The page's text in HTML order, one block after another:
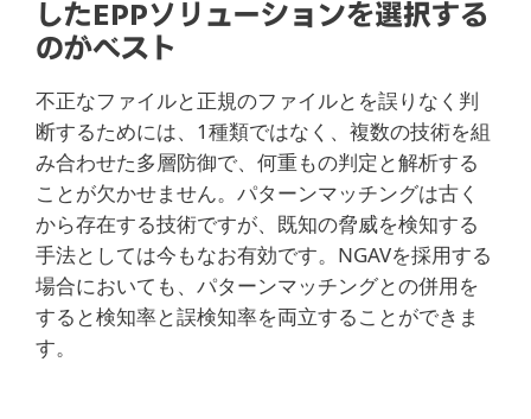
したEPPソリューションを選択する
のがベスト
不正なファイルと正規のファイルとを誤りなく判
断するためには、1種類ではなく、複数の技術を組
み合わせた多層防御で、何重もの判定と解析する
ことが欠かせません。パターンマッチングは古く
から存在する技術ですが、既知の脅威を検知する
手法としては今もなお有効です。NGAVを採用する
場合においても、パターンマッチングとの併用を
すると検知率と誤検知率を両立することができま
す。